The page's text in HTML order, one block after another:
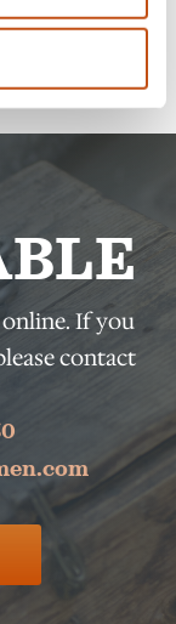
6-12 years.
If you
contact